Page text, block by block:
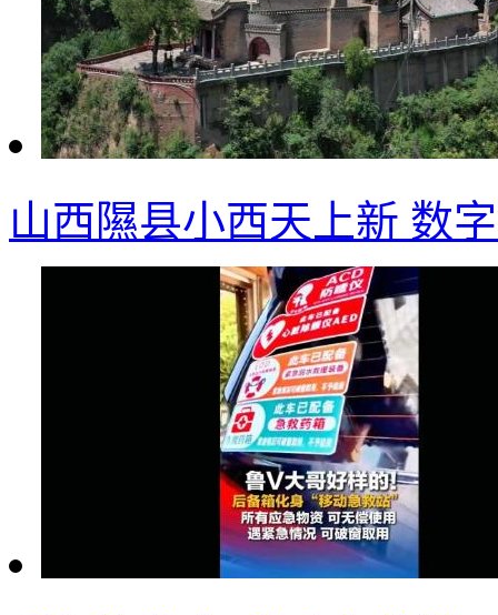
山西隰县小西天上新 数